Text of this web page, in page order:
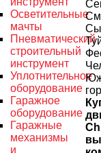
Осветительные
мачты
Пневматический
строительный
инструмент
Уплотнительное
оборудование
Гаражное
оборудование
Гаражные
механизмы
и